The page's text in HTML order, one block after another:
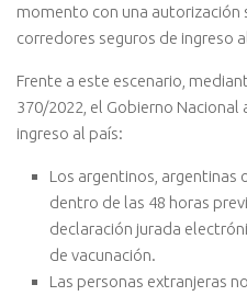
momento con una autorización
corredores seguros de ingreso
Frente a este escenario,
370/2022, el Gobierno
ingreso al país:
Los argentinos, argentinas
dentro de las 48 horas
declaración jurada
de vacunación.
Las personas extranjeras